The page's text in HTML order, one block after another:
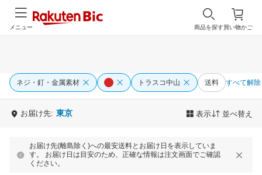
買い物かご
商品を探す
メニュー
ネジ・釘・金属素材 トラスコ中山 送料 すべて解除
お届け先: 東京 表示 並べ替え
お届け先(離島除く)への最安送料とお届け日を表示していま
す。 お届け日は目安のため、正確な情報は注文画面でご確認
ください。